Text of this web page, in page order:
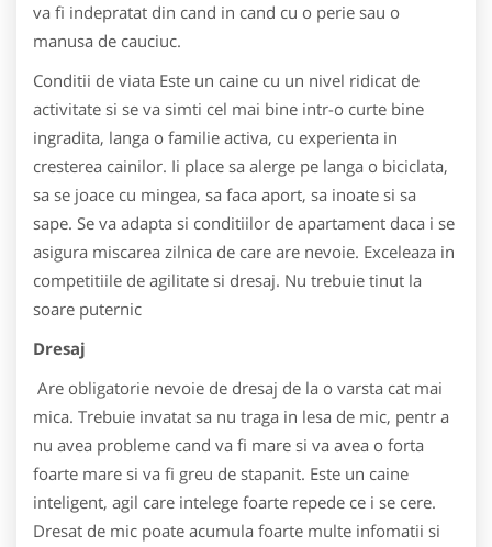
va fi indepratat din cand in cand cu o perie sau o
manusa de cauciuc.
Conditii de viata Este un caine cu un nivel ridicat de
activitate si se va simti cel mai bine intr-o curte bine
ingradita, langa o familie activa, cu experienta in
cresterea cainilor. Ii place sa alerge pe langa o biciclata,
sa se joace cu mingea, sa faca aport, sa inoate si sa
sape. Se va adapta si conditiilor de apartament daca i se
asigura miscarea zilnica de care are nevoie. Exceleaza in
competitiile de agilitate si dresaj. Nu trebuie tinut la
soare puternic
Dresaj
Are obligatorie nevoie de dresaj de la o varsta cat mai
mica. Trebuie invatat sa nu traga in lesa de mic, pentr a
nu avea probleme cand va fi mare si va avea o forta
foarte mare si va fi greu de stapanit. Este un caine
inteligent, agil care intelege foarte repede ce i se cere.
Dresat de mic poate acumula foarte multe infomatii si